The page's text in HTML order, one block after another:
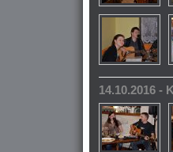
14.10.2016 -